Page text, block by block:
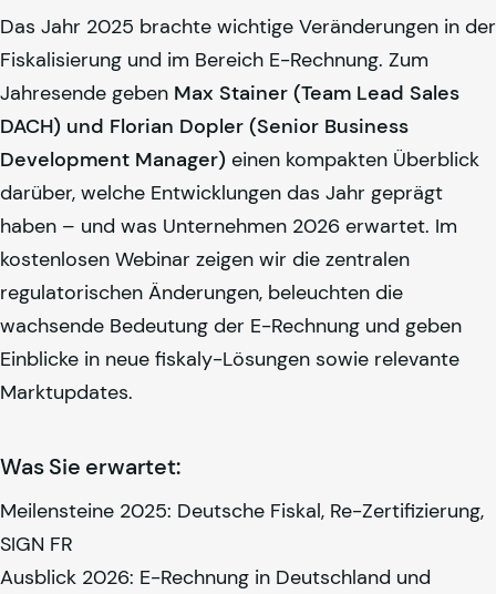
Das Jahr 2025 brachte wichtige Veränderungen in der
Fiskalisierung und im Bereich E-Rechnung. Zum
Jahresende geben Max Stainer (Team Lead Sales
DACH) und Florian Dopler (Senior Business
Development Manager) einen kompakten Überblick
darüber, welche Entwicklungen das Jahr geprägt
haben – und was Unternehmen 2026 erwartet. Im
kostenlosen Webinar zeigen wir die zentralen
regulatorischen Änderungen, beleuchten die
wachsende Bedeutung der E-Rechnung und geben
Einblicke in neue fiskaly-Lösungen sowie relevante
Marktupdates.
Was Sie erwartet:
Meilensteine 2025: Deutsche Fiskal, Re-Zertifizierung,
SIGN FR
Ausblick 2026: E-Rechnung in Deutschland und